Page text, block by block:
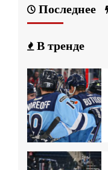
Последнее
В тренде